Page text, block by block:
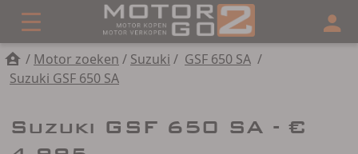
/ Motor zoeken / Suzuki / GSF 650 SA /
Suzuki GSF 650 SA
Suzuki GSF 650 SA - €